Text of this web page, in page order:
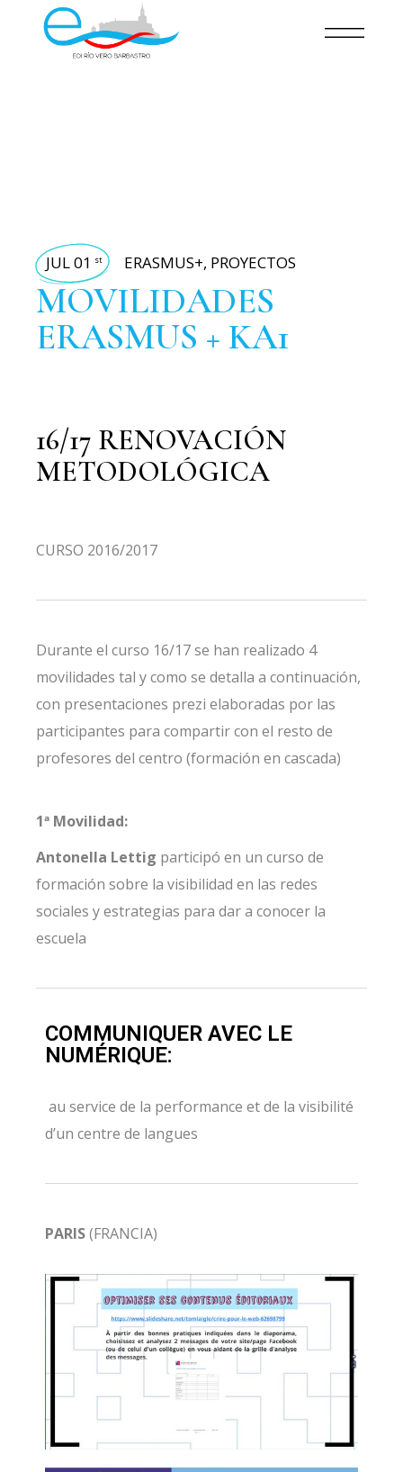
JUL 01 st ERASMUS+, PROYECTOS
MOVILIDADES
ERASMUS + KA1
16/17 RENOVACIÓN
METODOLÓGICA
CURSO 2016/2017
Durante el curso 16/17 se han realizado 4
movilidades tal y como se detalla a continuación,
con presentaciones prezi elaboradas por las
participantes para compartir con el resto de
profesores del centro (formación en cascada)
1ª Movilidad:
Antonella Lettig participó en un curso de
formación sobre la visibilidad en las redes
sociales y estrategias para dar a conocer la
escuela
COMMUNIQUER AVEC LE
NUMÉRIQUE:
au service de la performance et de la visibilité
d’un centre de langues
PARIS(FRANCIA)